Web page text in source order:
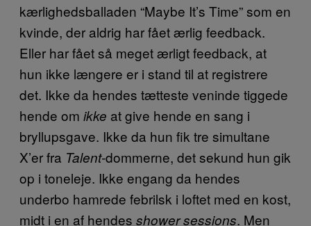
kærlighedsballaden “Maybe It’s Time” som en
kvinde, der aldrig har fået ærlig feedback.
Eller har fået så meget ærligt feedback, at
hun ikke længere er i stand til at registrere
det. Ikke da hendes tætteste veninde tiggede
hende om ikke at give hende en sang i
bryllupsgave. Ikke da hun fik tre simultane
X’er fra Talent-dommerne, det sekund hun gik
op i toneleje. Ikke engang da hendes
underbo hamrede febrilsk i loftet med en kost,
midt i en af hendes shower sessions. Men